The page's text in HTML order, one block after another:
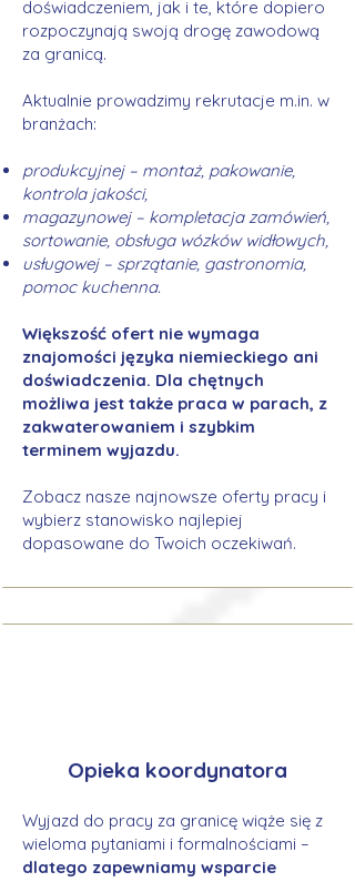
doświadczeniem, jak i te, które dopiero
rozpoczynają swoją drogę zawodową
za granicą.
Aktualnie prowadzimy rekrutacje m.in. w
branżach:
produkcyjnej – montaż, pakowanie,
kontrola jakości,
magazynowej – kompletacja zamówień,
sortowanie, obsługa wózków widłowych,
usługowej – sprzątanie, gastronomia,
pomoc kuchenna.
Większość ofert nie wymaga
znajomości języka niemieckiego ani
doświadczenia. Dla chętnych
możliwa jest także praca w parach, z
zakwaterowaniem i szybkim
terminem wyjazdu.
Zobacz nasze najnowsze oferty pracy i
wybierz stanowisko najlepiej
dopasowane do Twoich oczekiwań.
Opieka koordynatora
Wyjazd do pracy za granicę wiąże się z
wieloma pytaniami i formalnościami –
dlatego zapewniamy wsparcie